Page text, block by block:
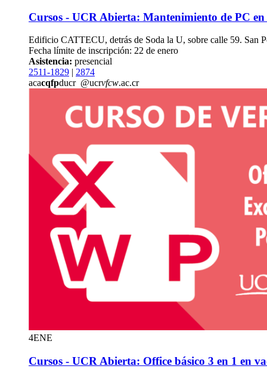
Cursos - UCR Abierta: Mantenimiento de PC en
Edificio CATTECU, detrás de Soda la U, sobre calle 59. San
Fecha límite de inscripción: 22 de enero
Asistencia: presencial
2511-1829
2874
acacqfpducr @ucrvfcw.ac.cr
4ENE
Cursos - UCR Abierta: Office básico 3 en 1 en